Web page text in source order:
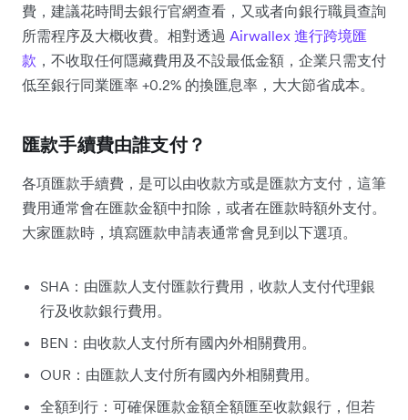
費，建議花時間去銀行官網查看，又或者向銀行職員查詢
所需程序及大概收費。相對透過 Airwallex 進行跨境匯
款 ，不收取任何隱藏費用及不設最低金額，企業只需支付
低至銀行同業匯率 +0.2% 的換匯息率，大大節省成本。
匯款手續費由誰支付？
各項匯款手續費，是可以由收款方或是匯款方支付，這筆
費用通常會在匯款金額中扣除，或者在匯款時額外支付。
大家匯款時，填寫匯款申請表通常會見到以下選項。
SHA：由匯款人支付匯款行費用，收款人支付代理銀
行及收款銀行費用。
BEN：由收款人支付所有國內外相關費用。
OUR：由匯款人支付所有國內外相關費用。
全額到行：可確保匯款金額全額匯至收款銀行，但若